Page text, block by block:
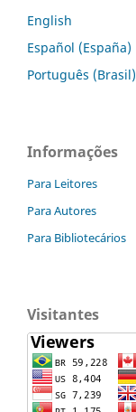
English
Español (España)
Português (Brasil)
Informações
Para Leitores
Para Autores
Para Bibliotecários
Visitantes